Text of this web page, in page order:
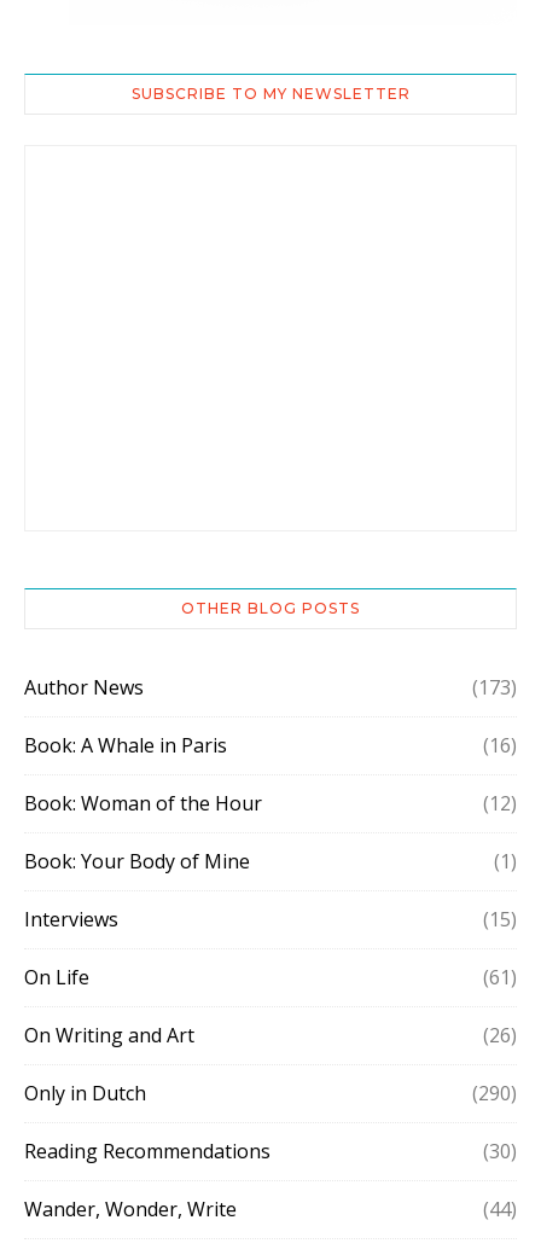
SUBSCRIBE TO MY NEWSLETTER
OTHER BLOG POSTS
Author News (173)
Book: A Whale in Paris (16)
Book: Woman of the Hour (12)
Book: Your Body of Mine (1)
Interviews (15)
On Life (61)
On Writing and Art (26)
Only in Dutch (290)
Reading Recommendations (30)
Wander, Wonder, Write (44)